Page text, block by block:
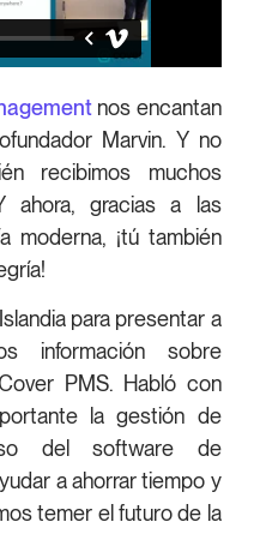
nos encantan
Marvin. Y no
recibimos muchos
ahora, gracias a las
moderna, ¡tú también
para presentar a
información sobre
PMS. Habló con
la gestión de
del software de
a ahorrar tiempo y
temer el futuro de la